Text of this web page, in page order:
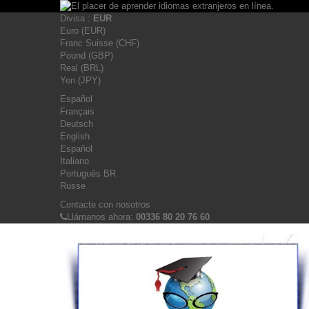
Divisa : EUR
Euro (EUR)
Franc Suisse (CHF)
Pound (GBP)
Real (BRL)
Yen (JPY)
Español
Français
Deutsch
English
Español
Italiano
Português BR
Russe
Contacte con nosotros
Llámanos ahora: 00336 80 20 76 60